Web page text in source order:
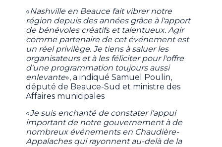
«Nashville en Beauce fait vibrer notre
région depuis des années grâce à l'apport
de bénévoles créatifs et talentueux. Agir
comme partenaire de cet événement est
un réel privilège. Je tiens à saluer les
organisateurs et à les féliciter pour l'offre
d'une programmation toujours aussi
enlevante», a indiqué Samuel Poulin,
député de Beauce-Sud et ministre des
Affaires municipales
«Je suis enchanté de constater l'appui
important de notre gouvernement à de
nombreux événements en Chaudière-
Appalaches qui rayonnent au-delà de la